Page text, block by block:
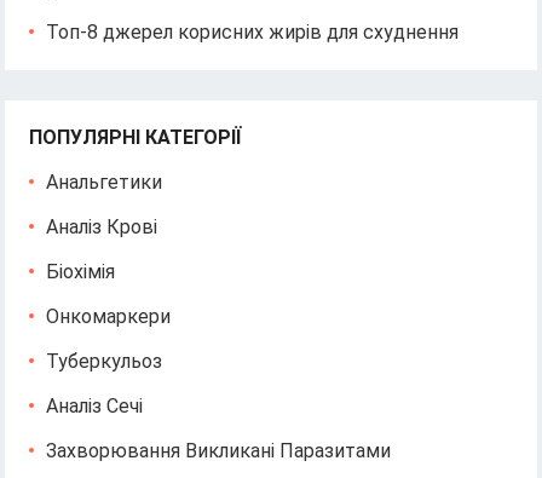
Топ-8 джерел корисних жирів для схуднення
ПОПУЛЯРНІ КАТЕГОРІЇ
Анальгетики
Аналіз Крові
Біохімія
Онкомаркери
Туберкульоз
Аналіз Сечі
Захворювання Викликані Паразитами